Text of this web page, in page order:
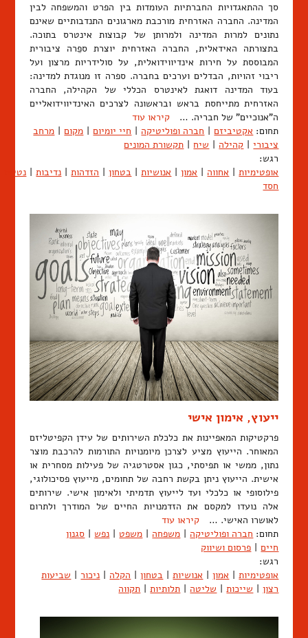
סך ההתאגדויות החברתיות העומדות בין הפרט והמשפחה לבין
המדינה. החברה האזרחית מורכבת מארגונים התנדבותיים שאינם
נתונים למרות המדינה ולמרותן של קבוצות אינטרס בתוכה.
בתצורתה האידאלית, החברה האזרחית יוצרת ספֵרה ציבורית
המבוססת על חירות אינדיווידואלית, על סולידריות מרצון ועל
ריבוי זהויות, הבדלים וערכים בחברה. ספרה זו מנוגדת למדינה:
בעוד המדינה דואגת לאינטרס הכללי של הקהילה, החברה
האזרחית מתייחסת בראש ובראשונה לצרכים האינדיווידואליים
ה"אנוכיים" של חבריה. … קיראו עוד
תחום: אקטיביזם חברה ופוליטיקה חיי יומיום מקום
מרחב
ציבורי
קהילה שיח
תקשורת המונים
רגש:
אופטימיות
אחווה אמון אנושיות בטחון הזדהות נדיבות
נטיית
חסד
ייעוץ, אימון אישי
פרקטיקות המאפיינות את כלכלת השירותים של עידן הקפיטליזם
המאוחר. הייעוץ מציע לצרכן מיומנויות התורמות להרכבת מוצר
נתון, ממשי או תפיסתי, כגון אסטרטגיה של פעילות מסחרית או
אישית. הייעוץ ניתן בקשת רחבה של תחומים, מייעוץ פסיכולוגי,
פילוסופי או כלכלי ועד לייעוץ תדמיתי ולאימון אישי. שירותים
אלה נועדו למקסם את הזדמנויות החיים של המודרך ולתרום
לאושרו האישי. … קיראו עוד
תחום: חברה ופוליטיקה משפחה משפט נפש
סגנון
חיים
פרסום ושיווק
רגש:
אופטימיות
אמון אנושיות בטחון הקלה ניכור
שביעות
רצון
שייכות שליטה תלותיות תקווה